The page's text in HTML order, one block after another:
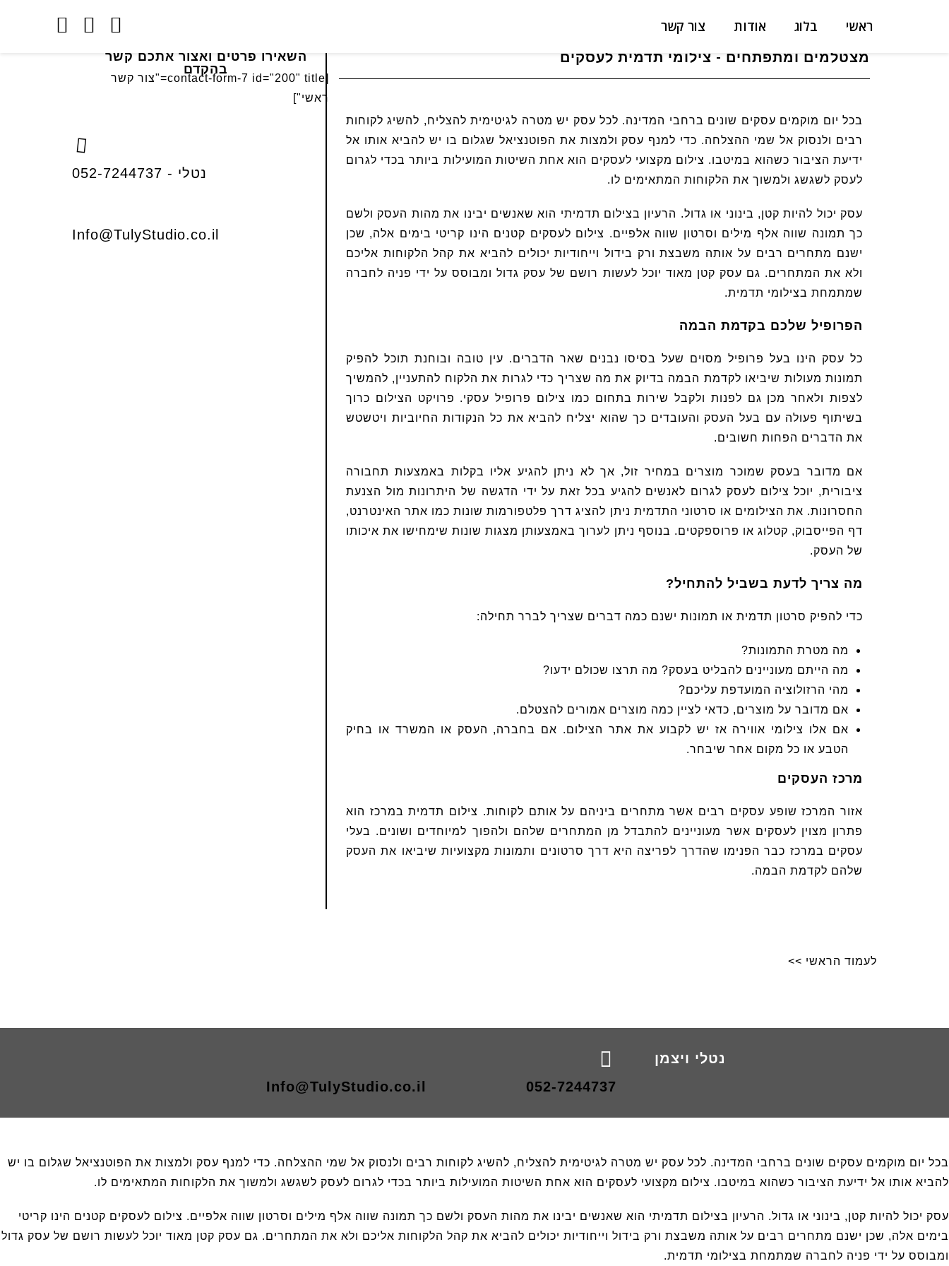
ראשי בלוג אודות
צור קשר
מצטלמים ומתפתחים - צילומי תדמית לעסקים
בכל יום מוקמים עסקים שונים ברחבי המדינה. לכל עסק יש מטרה לגיטימית להצליח, להשיג לקוחות
רבים ולנסוק אל שמי ההצלחה. כדי למנף עסק ולמצות את הפוטנציאל שגלום בו יש להביא אותו אל
ידיעת הציבור כשהוא במיטבו. צילום מקצועי לעסקים הוא אחת השיטות המועילות ביותר בכדי לגרום
לעסק לשגשג ולמשוך את הלקוחות המתאימים לו.
עסק יכול להיות קטן, בינוני או גדול. הרעיון בצילום תדמיתי הוא שאנשים יבינו את מהות העסק ולשם
כך תמונה שווה אלף מילים וסרטון שווה אלפיים. צילום לעסקים קטנים הינו קריטי בימים אלה, שכן
ישנם מתחרים רבים על אותה משבצת ורק בידול וייחודיות יכולים להביא את קהל הלקוחות אליכם
ולא את המתחרים. גם עסק קטן מאוד יוכל לעשות רושם של עסק גדול ומבוסס על ידי פניה לחברה
שמתמחת בצילומי תדמית.
הפרופיל שלכם בקדמת הבמה
כל עסק הינו בעל פרופיל מסוים שעל בסיסו נבנים שאר הדברים. עין טובה ובוחנת תוכל להפיק
תמונות מעולות שיביאו לקדמת הבמה בדיוק את מה שצריך כדי לגרות את הלקוח להתעניין, להמשיך
לצפות ולאחר מכן גם לפנות ולקבל שירות בתחום כמו צילום פרופיל עסקי. פרויקט הצילום כרוך
בשיתוף פעולה עם בעל העסק והעובדים כך שהוא יצליח להביא את כל הנקודות החיוביות ויטשטש
את הדברים הפחות חשובים.
אם מדובר בעסק שמוכר מוצרים במחיר זול, אך לא ניתן להגיע אליו בקלות באמצעות תחבורה
ציבורית, יוכל צילום לעסק לגרום לאנשים להגיע בכל זאת על ידי הדגשה של היתרונות מול הצנעת
החסרונות. את הצילומים או סרטוני התדמית ניתן להציג דרך פלטפורמות שונות כמו אתר האינטרנט,
דף הפייסבוק, קטלוג או פרוספקטים. בנוסף ניתן לערוך באמצעותן מצגות שונות שימחישו את איכותו
של העסק.
מה צריך לדעת בשביל להתחיל?
כדי להפיק סרטון תדמית או תמונות ישנם כמה דברים שצריך לברר תחילה:
מה מטרת התמונות?
מה הייתם מעוניינים להבליט בעסק? מה תרצו שכולם ידעו?
מהי הרזולוציה המועדפת עליכם?
אם מדובר על מוצרים, כדאי לציין כמה מוצרים אמורים להצטלם.
אם אלו צילומי אווירה אז יש לקבוע את אתר הצילום. אם בחברה, העסק או המשרד או בחיק
הטבע או כל מקום אחר שיבחר.
מרכז העסקים
אזור המרכז שופע עסקים רבים אשר מתחרים ביניהם על אותם לקוחות. צילום תדמית במרכז הוא
פתרון מצוין לעסקים אשר מעוניינים להתבדל מן המתחרים שלהם ולהפוך למיוחדים ושונים. בעלי
עסקים במרכז כבר הפנימו שהדרך לפריצה היא דרך סרטונים ותמונות מקצועיות שיביאו את העסק
שלהם לקדמת הבמה.
השאירו פרטים ואצור אתכם קשר
בהקדם
[contact-form-7 id="200" title="צור קשר
ראשי"]
נטלי - 052-7244737
Info@TulyStudio.co.il
לעמוד הראשי >>
נטלי ויצמן
052-7244737
Info@TulyStudio.co.il
בכל יום מוקמים עסקים שונים ברחבי המדינה. לכל עסק יש מטרה לגיטימית להצליח, להשיג לקוחות רבים ולנסוק אל שמי ההצלחה. כדי למנף עסק ולמצות את הפוטנציאל שגלום בו יש
להביא אותו אל ידיעת הציבור כשהוא במיטבו. צילום מקצועי לעסקים הוא אחת השיטות המועילות ביותר בכדי לגרום לעסק לשגשג ולמשוך את הלקוחות המתאימים לו.
עסק יכול להיות קטן, בינוני או גדול. הרעיון בצילום תדמיתי הוא שאנשים יבינו את מהות העסק ולשם כך תמונה שווה אלף מילים וסרטון שווה אלפיים. צילום לעסקים קטנים הינו קריטי
בימים אלה, שכן ישנם מתחרים רבים על אותה משבצת ורק בידול וייחודיות יכולים להביא את קהל הלקוחות אליכם ולא את המתחרים. גם עסק קטן מאוד יוכל לעשות רושם של עסק גדול
ומבוסס על ידי פניה לחברה שמתמחת בצילומי תדמית.